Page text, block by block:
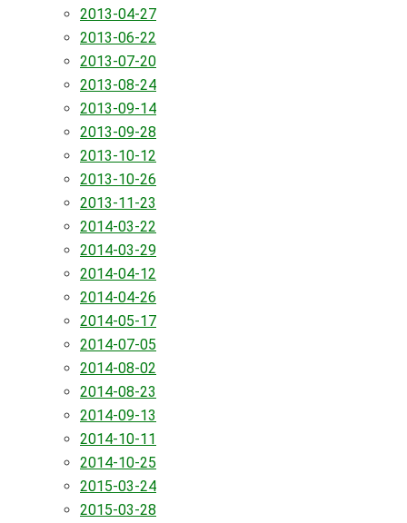
2013-04-27
2013-06-22
2013-07-20
2013-08-24
2013-09-14
2013-09-28
2013-10-12
2013-10-26
2013-11-23
2014-03-22
2014-03-29
2014-04-12
2014-04-26
2014-05-17
2014-07-05
2014-08-02
2014-08-23
2014-09-13
2014-10-11
2014-10-25
2015-03-24
2015-03-28